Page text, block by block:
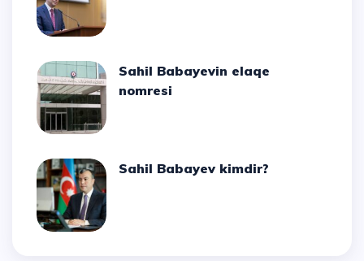
Sahil Babayevin elaqe
nomresi
Sahil Babayev kimdir?